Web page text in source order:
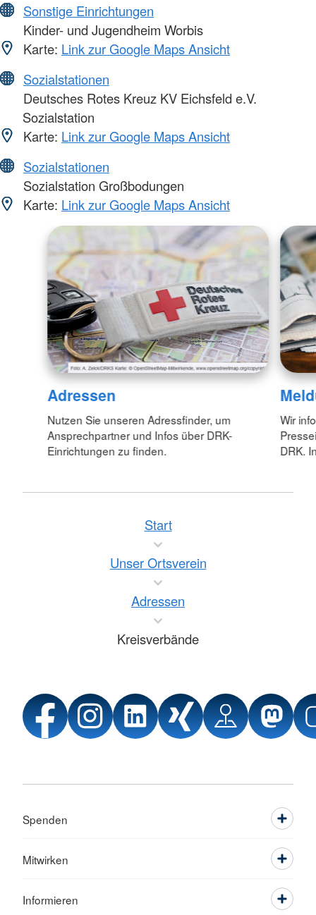
Sonstige Einrichtungen
Kinder- und Jugendheim Worbis
Karte: Link zur Google Maps Ansicht
Sozialstationen
Deutsches Rotes Kreuz KV Eichsfeld e.V.
Sozialstation
Karte: Link zur Google Maps Ansicht
Sozialstationen
Sozialstation Großbodungen
Karte: Link zur Google Maps Ansicht
Adressen
Nutzen Sie unseren Adressfinder, um
Ansprechpartner und Infos über DRK-
Einrichtungen zu finden.
Wir
DRK.
Start
Unser Ortsverein
Adressen
Kreisverbände
Spenden
Mitwirken
Informieren